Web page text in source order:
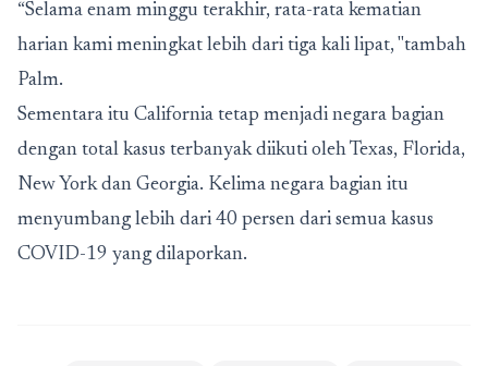
“Selama enam minggu terakhir, rata-rata kematian
harian kami meningkat lebih dari tiga kali lipat, "tambah
Palm.
Sementara itu California tetap menjadi negara bagian
dengan total kasus terbanyak diikuti oleh Texas, Florida,
New York dan Georgia. Kelima negara bagian itu
menyumbang lebih dari 40 persen dari semua kasus
COVID-19 yang dilaporkan.